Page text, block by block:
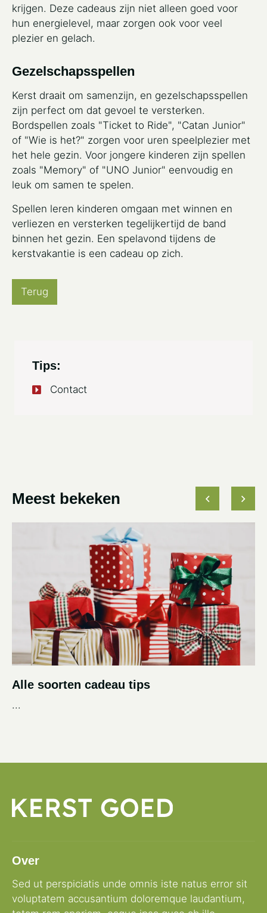
krijgen. Deze cadeaus zijn niet alleen goed voor
hun energielevel, maar zorgen ook voor veel
plezier en gelach.
Gezelschapsspellen
Kerst draait om samenzijn, en gezelschapsspellen
zijn perfect om dat gevoel te versterken.
Bordspellen zoals "Ticket to Ride", "Catan Junior"
of "Wie is het?" zorgen voor uren speelplezier met
het hele gezin. Voor jongere kinderen zijn spellen
zoals "Memory" of "UNO Junior" eenvoudig en
leuk om samen te spelen.
Spellen leren kinderen omgaan met winnen en
verliezen en versterken tegelijkertijd de band
binnen het gezin. Een spelavond tijdens de
kerstvakantie is een cadeau op zich.
Terug
Tips:
Contact
Meest bekeken
Alle soorten cadeau tips
...
Over
Sed ut perspiciatis unde omnis iste natus error sit
voluptatem accusantium doloremque laudantium,